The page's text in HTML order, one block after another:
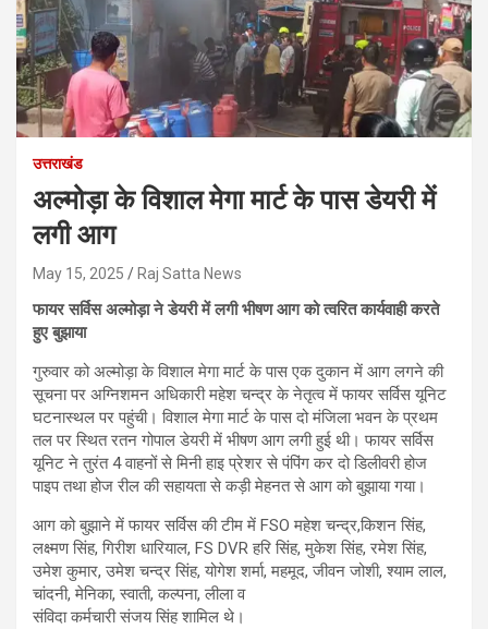
उत्तराखंड
अल्मोड़ा के विशाल मेगा मार्ट के पास डेयरी में
लगी आग
May 15, 2025 Raj Satta News
फायर सर्विस अल्मोड़ा ने डेयरी में लगी भीषण आग को त्वरित कार्यवाही करते
हुए बुझाया
गुरुवार को अल्मोड़ा के विशाल मेगा मार्ट के पास एक दुकान में आग लगने की
सूचना पर अग्निशमन अधिकारी महेश चन्द्र के नेतृत्व में फायर सर्विस यूनिट
घटनास्थल पर पहुंची। विशाल मेगा मार्ट के पास दो मंजिला भवन के प्रथम
तल पर स्थित रतन गोपाल डेयरी में भीषण आग लगी हुई थी। फायर सर्विस
यूनिट ने तुरंत 4 वाहनों से मिनी हाइ प्रेशर से पंपिंग कर दो डिलीवरी होज
पाइप तथा होज रील की सहायता से कड़ी मेहनत से आग को बुझाया गया।
आग को बुझाने में फायर सर्विस की टीम में FSO महेश चन्द्र,किशन सिंह,
लक्ष्मण सिंह, गिरीश धारियाल, FS DVR हरि सिंह, मुकेश सिंह, रमेश सिंह,
उमेश कुमार, उमेश चन्द्र सिंह, योगेश शर्मा, महमूद, जीवन जोशी, श्याम लाल,
चांदनी, मेनिका, स्वाती, कल्पना, लीला व
संविदा कर्मचारी संजय सिंह शामिल थे।